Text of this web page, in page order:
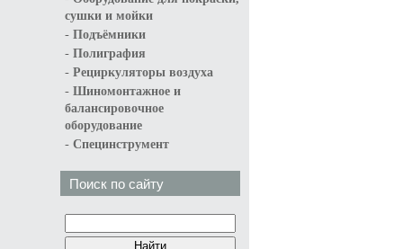
сушки и мойки
- Подъёмники
- Полиграфия
- Рециркуляторы воздуха
- Шиномонтажное и
балансировочное
оборудование
- Специнструмент
Поиск по сайту